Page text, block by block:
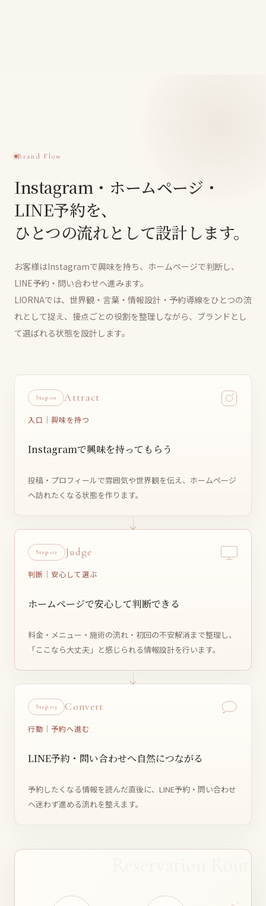
Brand Flow
Instagram・ホームページ・
LINE予約を、
ひとつの流れとして設計します。
お客様はInstagramで興味を持ち、ホームページで判断し、
LINE予約・問い合わせへ進みます。
LIORNAでは、世界観・言葉・情報設計・予約導線をひとつの流
れとして捉え、接点ごとの役割を整理しながら、ブランドとし
て選ばれる状態を設計します。
Step 01 Attract
入口｜興味を持つ
Instagramで興味を持ってもらう
投稿・プロフィールで雰囲気や世界観を伝え、ホームページ
へ訪れたくなる状態を作ります。
Step 02 Judge
判断｜安心して選ぶ
ホームページで安心して判断できる
料金・メニュー・施術の流れ・初回の不安解消まで整理し、
「ここなら大丈夫」と感じられる情報設計を行います。
Step 03 Convert
行動｜予約へ進む
LINE予約・問い合わせへ自然につながる
予約したくなる情報を読んだ直後に、LINE予約・問い合わせ
へ迷わず進める流れを整えます。